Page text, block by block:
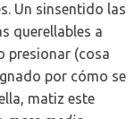
Un sinsentido las
querellables a
presionar (cosa
por cómo se
matiz este